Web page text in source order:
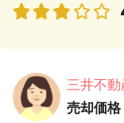
三井不
売却価格